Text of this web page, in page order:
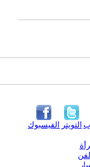
الفيسبوك التويتر